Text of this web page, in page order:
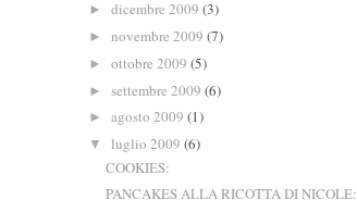
► dicembre 2009 (3)
► novembre 2009 (7)
► ottobre 2009 (5)
► settembre 2009 (6)
► agosto 2009 (1)
▼ luglio 2009 (6)
COOKIES:
PANCAKES ALLA RICOTTA DI NICOLE: